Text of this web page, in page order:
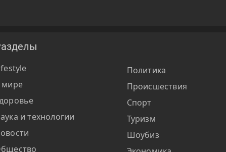
мире
и технологии
Политика
Происшествия
Спорт
Туризм
Шоубиз